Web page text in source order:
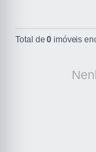
Total de0 imóveis